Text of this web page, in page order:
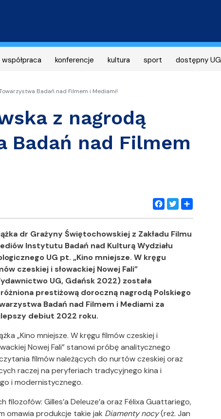
współpraca konferencje kultura sport dostępny UG
Badań nad Filmem i Mediami!
z nagrodą
Badań nad Filmem
Facebook
Twitter
Share
dr Grażyny Świętochowskiej z Zakładu Filmu
Instytutu Badań nad Kulturą Wydziału
UG pt. „Kino mniejsze. W kręgu
czeskiej i słowackiej Nowej Fali”
UG, Gdańsk 2022) została
prestiżową doroczną nagrodą Polskiego
Badań nad Filmem i Mediami za
debiut 2022 roku.
„Kino mniejsze. W kręgu filmów czeskiej i
Nowej Fali” stanowi próbę analitycznego
filmów należących do nurtów czeskiej oraz
raczej na peryferiach tradycyjnego kina i
i modernistycznego.
Gilles’a Deleuze’a oraz Félixa Guattariego,
omawia produkcje takie jak Diamenty nocy(reż. Jan